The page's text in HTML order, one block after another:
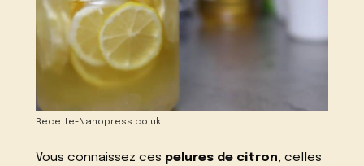
Recette-Nanopress.co.uk
Vous connaissez ces pelures de citron, celles